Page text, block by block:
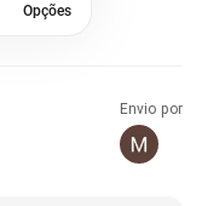
Opções
Envio por